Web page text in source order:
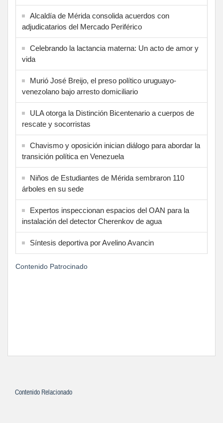
Alcaldía de Mérida consolida acuerdos con
adjudicatarios del Mercado Periférico
Celebrando la lactancia materna: Un acto de amor y
vida
Murió José Breijo, el preso político uruguayo-
venezolano bajo arresto domiciliario
ULA otorga la Distinción Bicentenario a cuerpos de
rescate y socorristas
Chavismo y oposición inician diálogo para abordar la
transición política en Venezuela
Niños de Estudiantes de Mérida sembraron 110
árboles en su sede
Expertos inspeccionan espacios del OAN para la
instalación del detector Cherenkov de agua
Síntesis deportiva por Avelino Avancin
Contenido Patrocinado
Contenido Relacionado